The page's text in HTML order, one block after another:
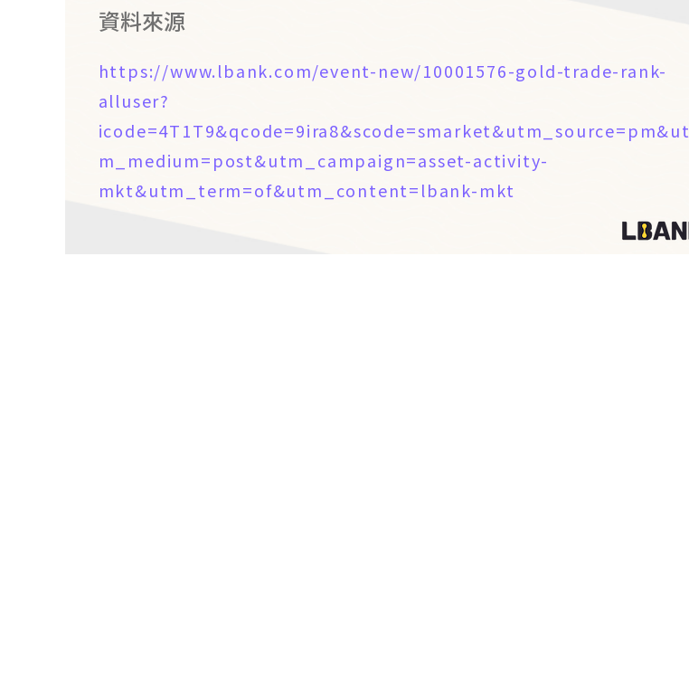
資料來源
https://www.lbank.com/event-new/10001576-gold-trade-rank-
alluser?
icode=4T1T9&qcode=9ira8&scode=smarket&utm_source=pm&ut
m_medium=post&utm_campaign=asset-activity-
mkt&utm_term=of&utm_content=lbank-mkt